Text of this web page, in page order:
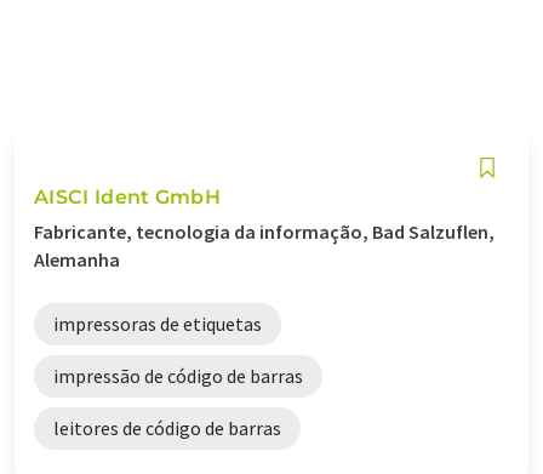
AISCI Ident GmbH
Fabricante, tecnologia da informação, Bad Salzuflen,
Alemanha
impressoras de etiquetas
impressão de código de barras
leitores de código de barras